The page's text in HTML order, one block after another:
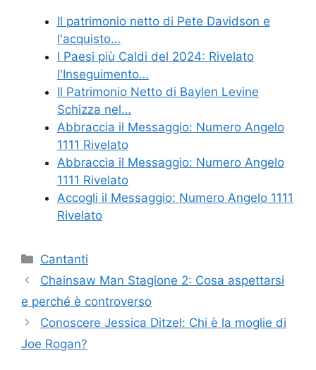
Il patrimonio netto di Pete Davidson e
l'acquisto…
I Paesi più Caldi del 2024: Rivelato
l'Inseguimento…
Il Patrimonio Netto di Baylen Levine
Schizza nel…
Abbraccia il Messaggio: Numero Angelo
1111 Rivelato
Abbraccia il Messaggio: Numero Angelo
1111 Rivelato
Accogli il Messaggio: Numero Angelo 1111
Rivelato
Categories
Cantanti
Chainsaw Man Stagione 2: Cosa aspettarsi
e perché è controverso
Conoscere Jessica Ditzel: Chi è la moglie di
Joe Rogan?